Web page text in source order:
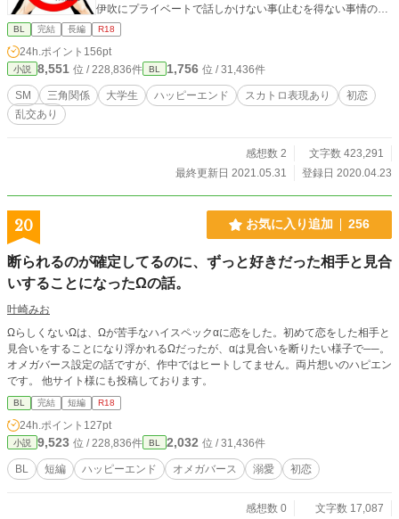
伊吹にプライベートで話しかけない事(止むを得ない事情の場
合以外) このルールを犯した者は出禁となり、厳しい罰を受
けなければならない。 今まで誰一人この罰を受ける者はい
なかったのだが、運営を始めてから二年、初めてこのルール
を犯す者が現れた。 乱交パーティーに初参加した翠だ。
伊吹はSMショーで罰を与えた。初心者にとって厳しいプレイ
をするも、翠はまたルールを犯す。 二度目のSMショーで
ショーを開催し、収益を得た方が良いだろうと考えた伊吹
は、翠をキャストにする事に。 伊吹の幼馴染みの瑞希もキ
瑞希を先に助けた事から三人の関係は変わっていく。 健気
攻めの翠×ドMリバの伊吹×ドS受け瑞希。 恋愛初心者達の
つ、内容はSMものです。 ※一部、人によって不快に思うシ
BL 完結 長編 R18
24h.ポイント 156pt
小説 8,551 位 / 228,836件 BL 1,756 位 / 31,436件
SM 三角関係 大学生 ハッピーエンド スカトロ表現あり
初恋
乱交あり
感想数 2
文字数 423,291
最終更新日 2021.05.31
登録日 2020.04.23
20 お気に入り追加 256
断られるのが確定してるのに、ずっと好きだった相手と見合
いすることになったΩの話。
叶崎みお
ΩらしくないΩは、Ωが苦手なハイスペックαに恋をした。初めて恋をした相手と
見合いをすることになり浮かれるΩだったが、αは見合いを断りたい様子で──。
オメガバース設定の話ですが、作中ではヒートしてません。両片想いのハピエン
です。 他サイト様にも投稿しております。
BL 完結 短編 R18
24h.ポイント 127pt
小説 9,523 位 / 228,836件 BL 2,032 位 / 31,436件
BL 短編 ハッピーエンド オメガバース 溺愛 初恋
感想数 0
文字数 17,087